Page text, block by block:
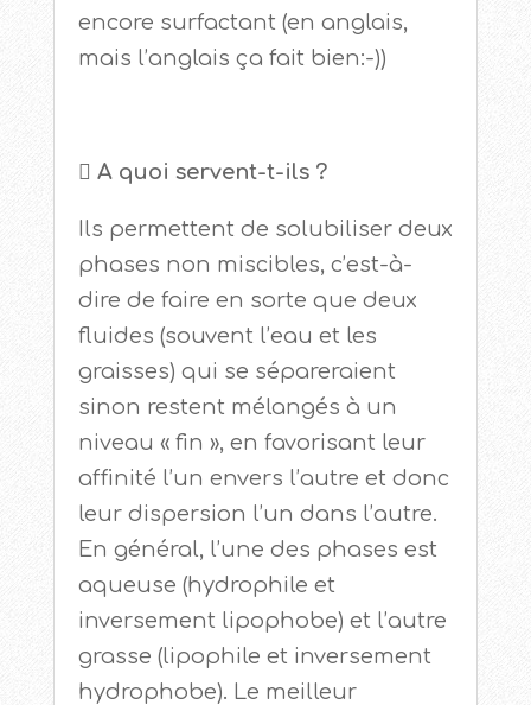
encore surfactant (en anglais,
mais l’anglais ça fait bien:-))
 A quoi servent-t-ils ?
Ils permettent de solubiliser deux
phases non miscibles, c’est-à-
dire de faire en sorte que deux
fluides (souvent l’eau et les
graisses) qui se sépareraient
sinon restent mélangés à un
niveau « fin », en favorisant leur
affinité l’un envers l’autre et donc
leur dispersion l’un dans l’autre.
En général, l’une des phases est
aqueuse (hydrophile et
inversement lipophobe) et l’autre
grasse (lipophile et inversement
hydrophobe). Le meilleur